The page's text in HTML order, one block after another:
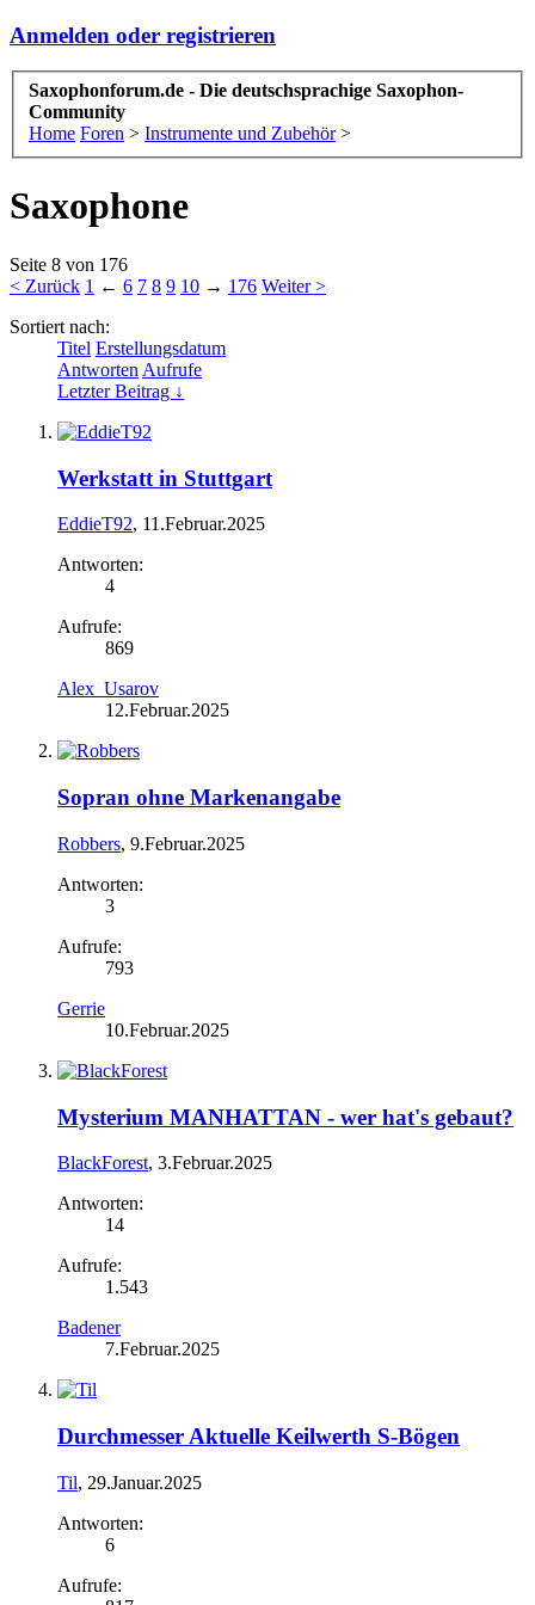
Anmelden oder registrieren
Saxophonforum.de - Die deutschsprachige Saxophon-
Community
Home Foren > Instrumente und Zubehör >
Saxophone
Seite 8 von 176
< Zurück 1 ← 6 7 8 9 10 → 176 Weiter >
Sortiert nach:
Titel Erstellungsdatum
Antworten Aufrufe
Letzter Beitrag ↓
Werkstatt in Stuttgart
EddieT92, 11.Februar.2025
Antworten:
4
Aufrufe:
869
Alex_Usarov
12.Februar.2025
Sopran ohne Markenangabe
Robbers, 9.Februar.2025
Antworten:
3
Aufrufe:
793
Gerrie
10.Februar.2025
Mysterium MANHATTAN - wer hat's gebaut?
BlackForest, 3.Februar.2025
Antworten:
14
Aufrufe:
1.543
Badener
7.Februar.2025
Durchmesser Aktuelle Keilwerth S-Bögen
Til, 29.Januar.2025
Antworten:
6
Aufrufe: